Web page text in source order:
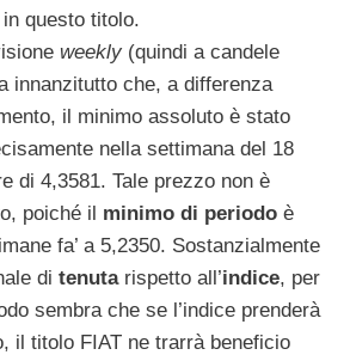
questo titolo.
weekly (quindi a candele
innanzitutto che, a differenza
il minimo assoluto è stato
nella settimana del 18
di 4,3581. Tale prezzo non è
poiché il minimo di periodo è
fa’ a 5,2350. Sostanzialmente
di tenutarispetto all’indice, per
sembra che se l’indice prenderà
il titolo FIAT ne trarrà beneficio